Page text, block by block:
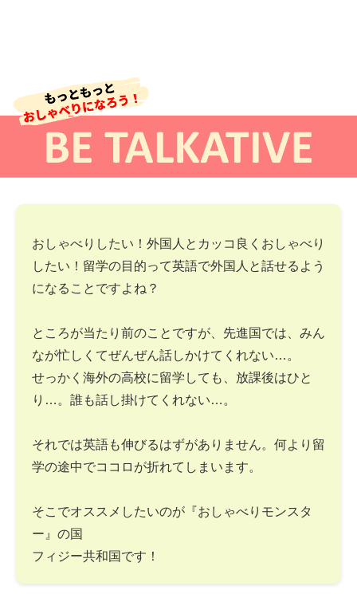
おしゃべりしたい！外国人とカッコ良くおしゃべり
したい！留学の目的って英語で外国人と話せるよう
になることですよね？
ところが当たり前のことですが、先進国では、みん
なが忙しくてぜんぜん話しかけてくれない…。
せっかく海外の高校に留学しても、放課後はひと
り…。誰も話し掛けてくれない…。
それでは英語も伸びるはずがありません。何より留
学の途中でココロが折れてしまいます。
そこでオススメしたいのが『おしゃべりモンスタ
ー』の国
フィジー共和国です！